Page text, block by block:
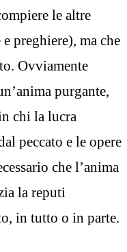
le altre
preghiere), ma che
Ovviamente
purgante,
chi la lucra
peccato e le opere
che l’anima
la reputi
in tutto o in parte.